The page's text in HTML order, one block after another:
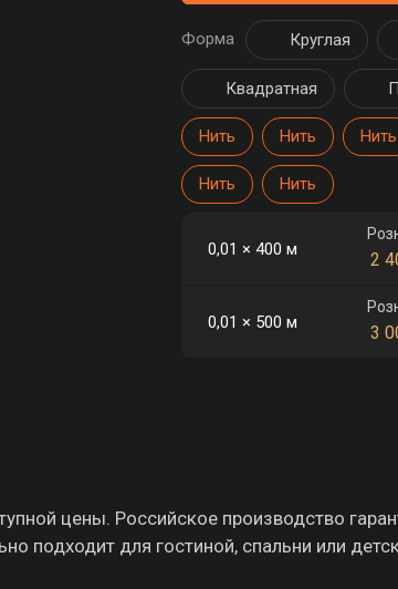
Форма Круглая
Квадратная
Нить Нить Нить
Нить Нить
0,01 × 400 м 2
0,01 × 500 м 3
цены. Российское производство
подходит для гостиной, спальни или